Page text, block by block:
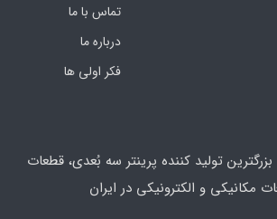
تماس با ما
درباره ما
فکر اولی ها
تولید کننده پرینتر سه بُعدی، قطعات
مکانیکی و الکترونیکی در ایران